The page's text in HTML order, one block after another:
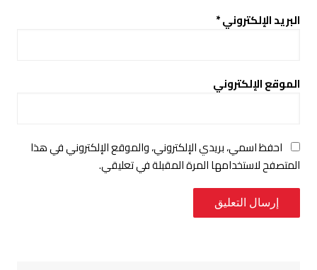
البريد الإلكتروني*
الموقع الإلكتروني
احفظ اسمي، بريدي الإلكتروني، والموقع الإلكتروني في هذا
المتصفح لاستخدامها المرة المقبلة في تعليقي.